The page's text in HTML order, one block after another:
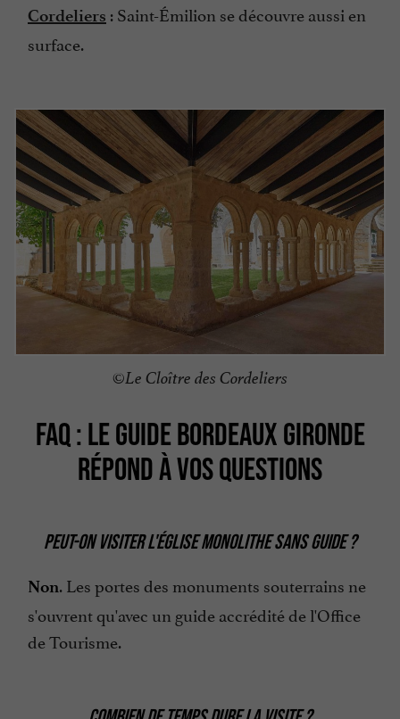
Cordeliers : Saint-Émilion se découvre aussi en
surface.
©Le Cloître des Cordeliers
FAQ : LE GUIDE BORDEAUX GIRONDE
RÉPOND À VOS QUESTIONS
PEUT-ON VISITER L'ÉGLISE MONOLITHE SANS GUIDE ?
Non. Les portes des monuments souterrains ne
s'ouvrent qu'avec un guide accrédité de l'Office
de Tourisme.